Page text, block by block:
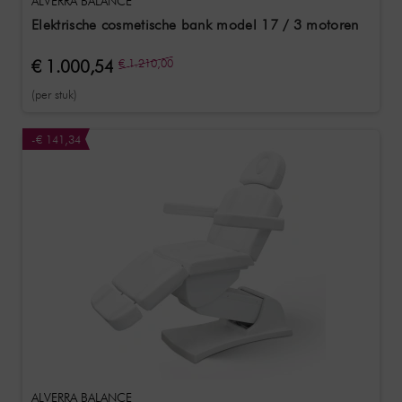
Elektrische cosmetische bank model 17 / 3 motoren
€ 1.000,54 € 1.210,00
(per stuk)
-€ 141,34
ALVERRA BALANCE